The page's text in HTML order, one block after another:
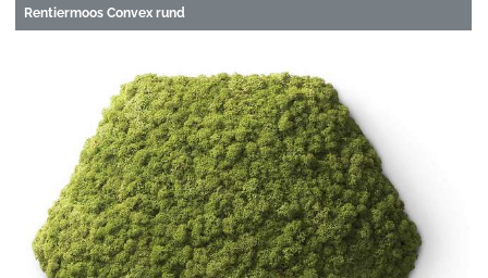
Rentiermoos Convex rund